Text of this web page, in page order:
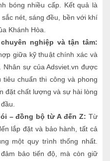
bóng nhiều cấp. Kết quả là
nét, sáng đều, bền với khí
Khánh Hòa.
nghiệp và tận tâm:
giữa kỹ thuật chính xác và
Nhân sự của Adsviet.vn được
chuẩn thi công và phong
đặt chất lượng và sự hài lòng
– đồng bộ từ A đến Z: Từ
lắp đặt và bảo hành, tất cả
một quy trình thống nhất.
bảo tiến độ, mà còn giữ